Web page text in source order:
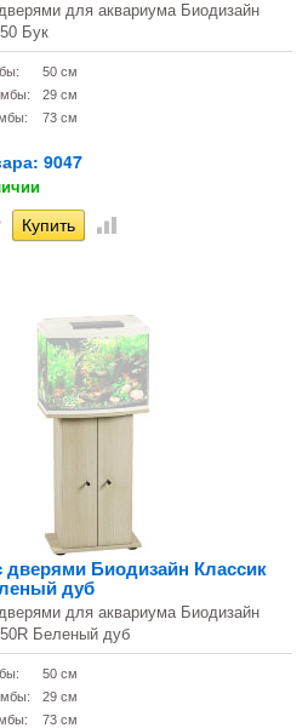
для аквариума Биодизайн
Бук
50 см
29 см
73 см
9047
дверями Биодизайн Классик
дуб
для аквариума Биодизайн
Беленый дуб
50 см
29 см
73 см